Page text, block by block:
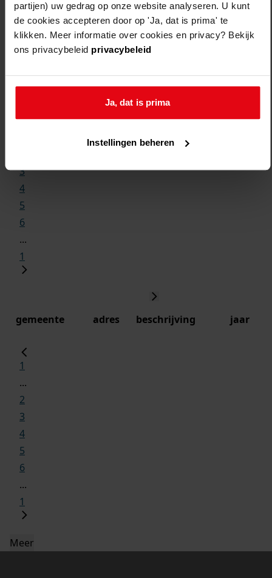
partijen) uw gedrag op onze website analyseren. U kunt
de cookies accepteren door op 'Ja, dat is prima' te
klikken. Meer informatie over cookies en privacy? Bekijk
ons privacybeleid privacybeleid
Ja, dat is prima
Instellingen beheren
1
3
4
5
6
...
1
gemeente adres beschrijving jaar
1
...
2
3
4
5
6
...
1
Meer